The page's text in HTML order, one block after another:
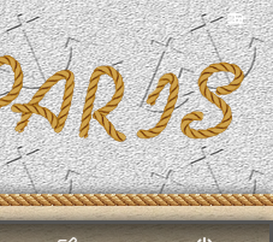
📻